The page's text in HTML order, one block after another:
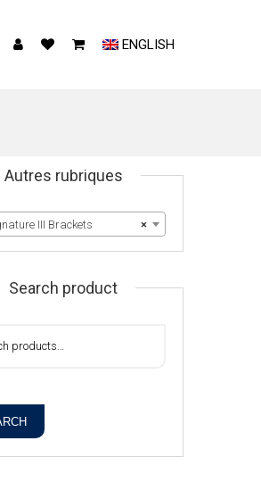
ENGLISH
Autres rubriques
×
III Brackets
Search product